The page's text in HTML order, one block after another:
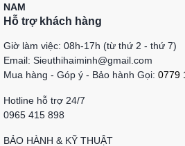
NAM
Hỗ trợ khách hàng
Giờ làm việc: 08h-17h (từ thứ 2 - thứ 7)
Email: Sieuthihaiminh@gmail.com
Mua hàng - Góp ý - Bảo hành Gọi: 0779
Hotline hỗ trợ 24/7
0965 415 898
BẢO HÀNH & KỸ THUẬT